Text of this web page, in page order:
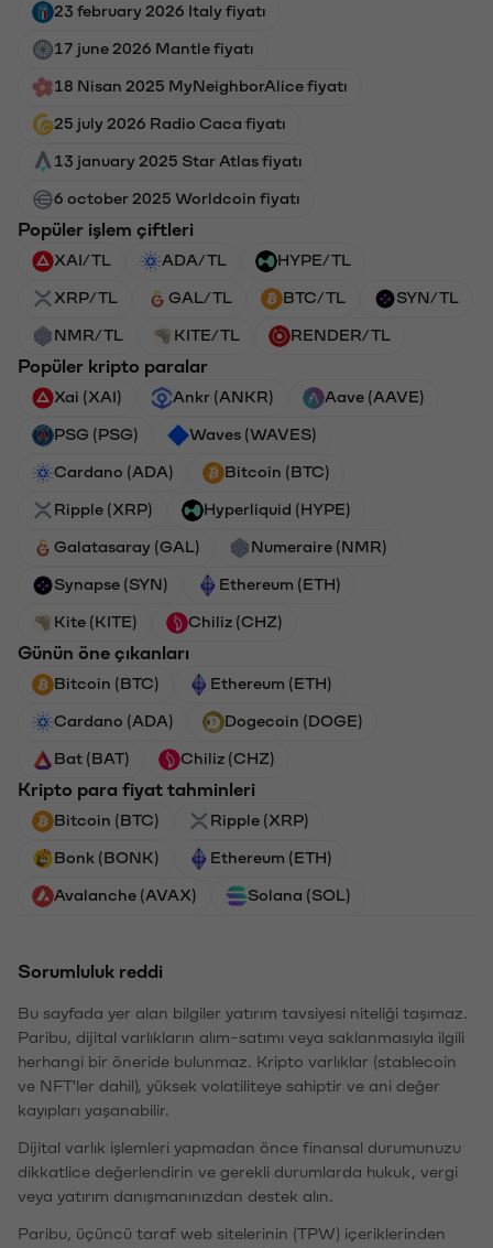
23 february 2026 Italy fiyatı
17 june 2026 Mantle fiyatı
18 Nisan 2025 MyNeighborAlice fiyatı
25 july 2026 Radio Caca fiyatı
13 january 2025 Star Atlas fiyatı
6 october 2025 Worldcoin fiyatı
Popüler işlem çiftleri
XAI/TL ADA/TL HYPE/TL
XRP/TL GAL/TL BTC/TL SYN/TL
NMR/TL KITE/TL RENDER/TL
Popüler kripto paralar
Xai (XAI) Ankr (ANKR) Aave (AAVE)
PSG (PSG) Waves (WAVES)
Cardano (ADA) Bitcoin (BTC)
Ripple (XRP) Hyperliquid (HYPE)
Galatasaray (GAL) Numeraire (NMR)
Synapse (SYN) Ethereum (ETH)
Kite (KITE) Chiliz (CHZ)
Günün öne çıkanları
Bitcoin (BTC) Ethereum (ETH)
Cardano (ADA) Dogecoin (DOGE)
Bat (BAT) Chiliz (CHZ)
Kripto para fiyat tahminleri
Bitcoin (BTC) Ripple (XRP)
Bonk (BONK) Ethereum (ETH)
Avalanche (AVAX) Solana (SOL)
Sorumluluk reddi
Bu sayfada yer alan bilgiler yatırım tavsiyesi niteliği taşımaz.
Paribu, dijital varlıkların alım-satımı veya saklanmasıyla ilgili
herhangi bir öneride bulunmaz. Kripto varlıklar (stablecoin
ve NFT'ler dahil), yüksek volatiliteye sahiptir ve ani değer
kayıpları yaşanabilir.
Dijital varlık işlemleri yapmadan önce finansal durumunuzu
dikkatlice değerlendirin ve gerekli durumlarda hukuk, vergi
veya yatırım danışmanınızdan destek alın.
Paribu, üçüncü taraf web sitelerinin (TPW) içeriklerinden